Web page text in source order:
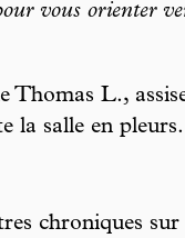
vous orienter
Thomas L.,
la salle en pleurs.
chroniques sur